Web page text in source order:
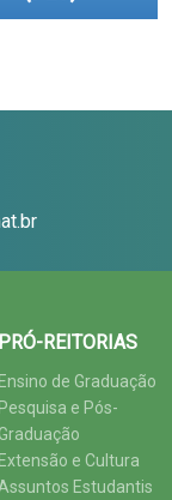
PRÓ-REITORIAS
Ensino de Graduação
Pesquisa e Pós-
Graduação
Extensão e Cultura
Assuntos Estudantis